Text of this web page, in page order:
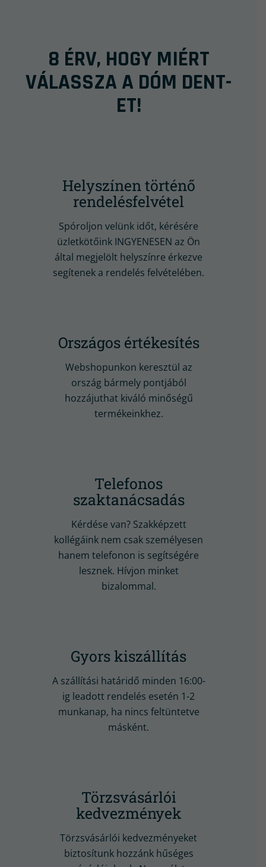
8 ÉRV, HOGY MIÉRT
VÁLASSZA A DÓM DENT-
ET!
Helyszínen történő
rendelésfelvétel
Spóroljon velünk időt, kérésére
üzletkötőink INGYENESEN az Ön
által megjelölt helyszínre érkezve
segítenek a rendelés felvételében.
Országos értékesítés
Webshopunkon keresztül az
ország bármely pontjából
hozzájuthat kiváló minőségű
termékeinkhez.
Telefonos
szaktanácsadás
Kérdése van? Szakképzett
kollégáink nem csak személyesen
hanem telefonon is segítségére
lesznek. Hívjon minket
bizalommal.
Gyors kiszállítás
A szállítási határidő minden 16:00-
ig leadott rendelés esetén 1-2
munkanap, ha nincs feltüntetve
másként.
Törzsvásárlói
kedvezmények
Törzsvásárlói kedvezményeket
biztosítunk hozzánk hűséges